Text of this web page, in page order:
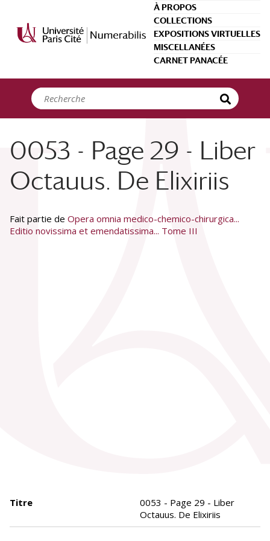
À PROPOS
COLLECTIONS
EXPOSITIONS VIRTUELLES
MISCELLANÉES
CARNET PANACÉE
0053 - Page 29 - Liber
Octauus. De Elixiriis
Fait partie de Opera omnia medico-chemico-chirurgica...
Editio novissima et emendatissima... Tome III
Titre
0053 - Page 29 - Liber
Octauus. De Elixiriis